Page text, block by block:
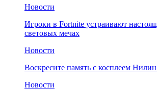
Новости
Игроки в Fortnite устраивают
световых мечах
Новости
Воскресите память с косплеем
Новости